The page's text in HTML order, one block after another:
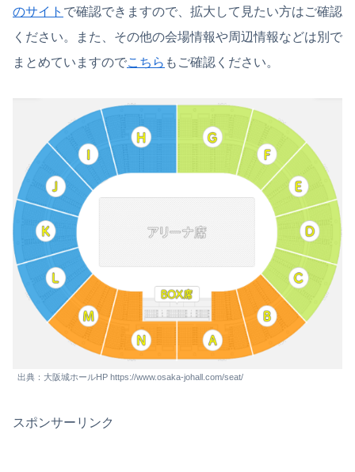
のサイト で確認できますので、拡大して見たい方はご確認
ください。また、その他の会場情報や周辺情報などは別で
まとめていますのでこちら もご確認ください。
出典：大阪城ホールHP https://www.osaka-johall.com/seat/
スポンサーリンク